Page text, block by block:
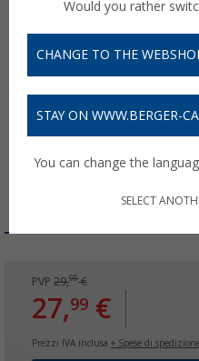
PVP 29,99€
27,99 €
Prezzi IVA inclusa + Spese di
Would you rather
CHANGE TO THE
STAY ON WWW.BERGER-
You can change the
SELECT